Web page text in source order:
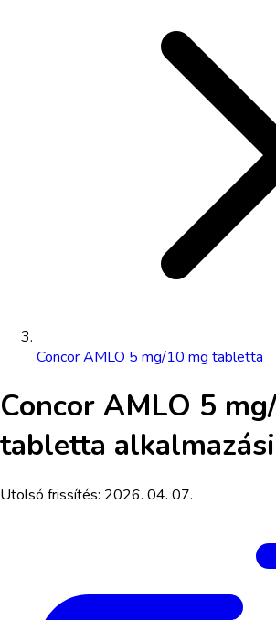
Concor AMLO 5 mg/10 mg tabletta
Concor AMLO 5
tabletta
Utolsó frissítés: 2026. 04. 07.